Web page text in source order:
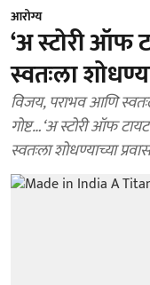
आरोग्य
‘अ स्टोरी
स्वतःला
विजय, पराभव आणि
गोष्ट…‘अ स्टोरी ऑफ
स्वतःला शोधण्याच्या